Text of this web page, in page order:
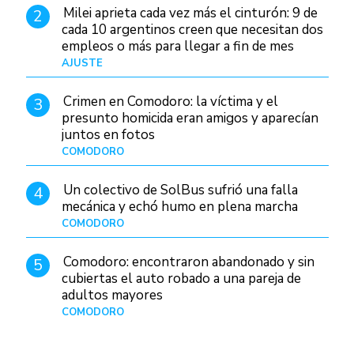
2
Milei aprieta cada vez más el cinturón: 9 de
cada 10 argentinos creen que necesitan dos
empleos o más para llegar a fin de mes
AJUSTE
3
Crimen en Comodoro: la víctima y el
presunto homicida eran amigos y aparecían
juntos en fotos
COMODORO
4
Un colectivo de SolBus sufrió una falla
mecánica y echó humo en plena marcha
COMODORO
5
Comodoro: encontraron abandonado y sin
cubiertas el auto robado a una pareja de
adultos mayores
COMODORO